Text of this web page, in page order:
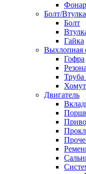
Болт/
Болт
Гайка
Выхлопная
Гофра
Труба
Двигатель